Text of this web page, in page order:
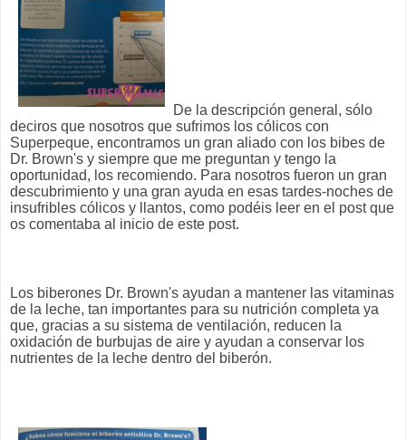
De la descripción general, sólo
deciros que nosotros que sufrimos los cólicos con
Superpeque, encontramos un gran aliado con los bibes de
Dr. Brown's y siempre que me preguntan y tengo la
oportunidad, los recomiendo. Para nosotros fueron un gran
descubrimiento y una gran ayuda en esas tardes-noches de
insufribles cólicos y llantos, como podéis leer en el post que
os comentaba al inicio de este post.
Los biberones Dr. Brown's ayudan a mantener las vitaminas
de la leche, tan importantes para su nutrición completa ya
que, gracias a su sistema de ventilación, reducen la
oxidación de burbujas de aire y ayudan a conservar los
nutrientes de la leche dentro del biberón.